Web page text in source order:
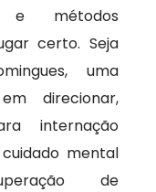
e métodos
certo. Seja
uma
direcionar,
internação
mental
de